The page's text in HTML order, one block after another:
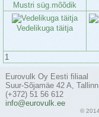
Mustri süg.mõõdik
Vedelikuga täitja
1
Eurovulk Oy Eesti filiaal
Suur-Sõjamäe 42 A,
(+372) 51 56 612
info@eurovulk.ee
©